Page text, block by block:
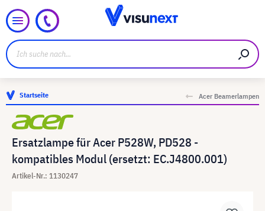
Startseite Acer Beamerlampen
Ersatzlampe für Acer P528W, PD528 -
kompatibles Modul (ersetzt: EC.J4800.001)
Artikel-Nr.: 1130247